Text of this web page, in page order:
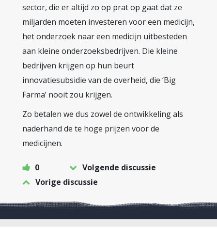
sector, die er altijd zo op prat op gaat dat ze
miljarden moeten investeren voor een medicijn,
het onderzoek naar een medicijn uitbesteden
aan kleine onderzoeksbedrijven. Die kleine
bedrijven krijgen op hun beurt
innovatiesubsidie van de overheid, die ‘Big
Farma’ nooit zou krijgen.
Zo betalen we dus zowel de ontwikkeling als
naderhand de te hoge prijzen voor de
medicijnen.
0
Volgende discussie
Vorige discussie